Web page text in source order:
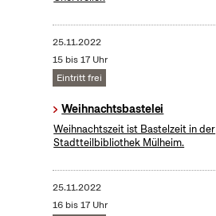
25.11.2022
15 bis 17 Uhr
Eintritt frei
Weihnachtsbastelei
Weihnachtszeit ist Bastelzeit in der
Stadtteilbibliothek Mülheim.
25.11.2022
16 bis 17 Uhr